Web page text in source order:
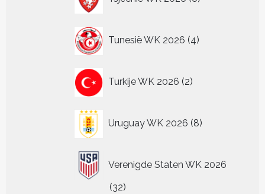
producten
Tunesië WK 2026 4
producten
Turkije WK 2026 2
producten
Uruguay WK 2026 8
producten
Verenigde Staten WK 2026
3232